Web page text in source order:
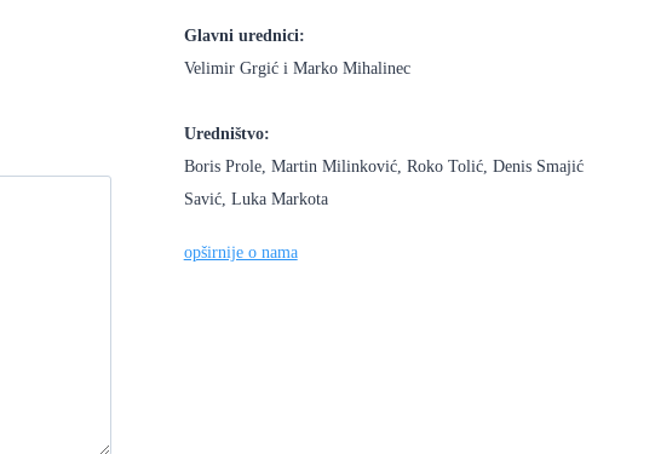
Glavni urednici:
Velimir Grgić i Marko Mihalinec
Uredništvo:
Boris Prole, Martin Milinković, Roko Tolić, Denis Smajić
Savić, Luka Markota
opširnije o nama